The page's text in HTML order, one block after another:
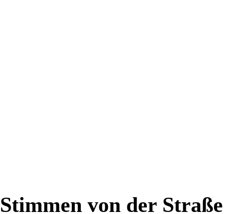
Stimmen von der Straße
Stimmen von der Straße